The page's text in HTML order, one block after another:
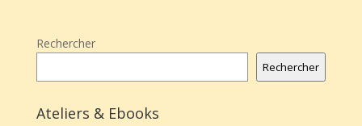
Rechercher
Rechercher
Ateliers & Ebooks